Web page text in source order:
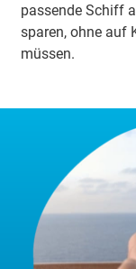
passende Schiff
sparen, ohne auf
müssen.